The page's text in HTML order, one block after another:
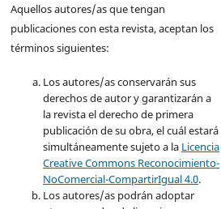
Aquellos autores/as que tengan
publicaciones con esta revista, aceptan los
términos siguientes:
Los autores/as conservarán sus
derechos de autor y garantizarán a
la revista el derecho de primera
publicación de su obra, el cuál estará
simultáneamente sujeto a la Licencia
Creative Commons Reconocimiento-
NoComercial-CompartirIgual 4.0.
Los autores/as podrán adoptar